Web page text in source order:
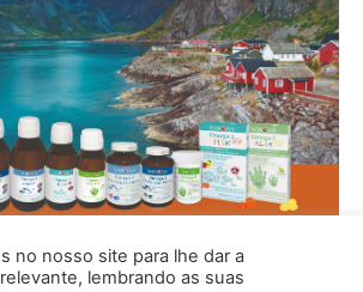
no nosso site para lhe dar a
lembrando as suas